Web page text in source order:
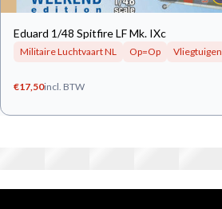
Eduard 1/48 Spitfire LF Mk. IXc
Militaire Luchtvaart NL Op=Op Vliegtuigen
€17,50incl. BTW